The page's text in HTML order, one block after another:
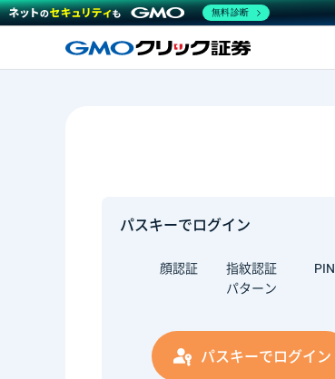
パスキーでログイン
顔認証 指紋認証
PIN
パターン
パスキーでログイン
無料診断